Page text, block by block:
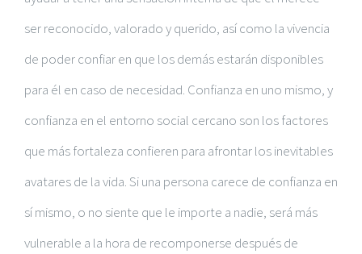
ser reconocido, valorado y querido, así como la vivencia
de poder confiar en que los demás estarán disponibles
para él en caso de necesidad. Confianza en uno mismo, y
confianza en el entorno social cercano son los factores
que más fortaleza confieren para afrontar los inevitables
avatares de la vida. Si una persona carece de confianza en
sí mismo, o no siente que le importe a nadie, será más
vulnerable a la hora de recomponerse después de